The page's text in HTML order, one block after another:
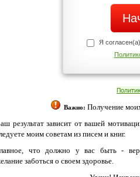
Я
Важно: Получение
результат зависит от вашей
моим советам из писем и книг.
что должно у вас быть -
заботься о своем здоровье.